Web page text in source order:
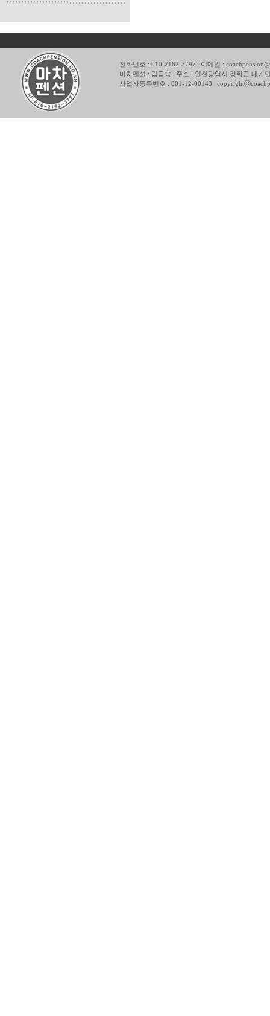
전화번호 : 010-2162-3797
이메일 :
마차펜션 : 김금숙
주소 : 인천광역시 강화군 내가
사업자등록번호 : 801-12-00143